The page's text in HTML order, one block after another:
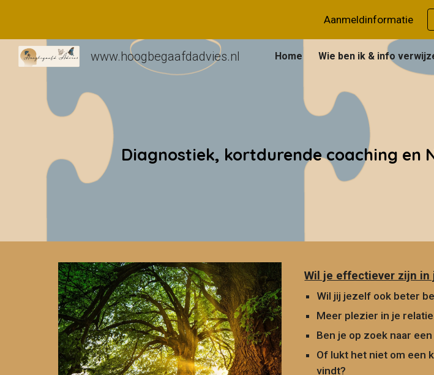
Skip to main contentAanmeldinformatie
www.hoogbegaafdadvies.nl Home Wie ben ik & info
Diagnostiek, kortdurende coaching en
Wil je effectiever zijn in
Wil jij jezelf ook beter
Meer plezier in je relatie
Ben je op zoek naar
Of lukt het niet om een
vindt?